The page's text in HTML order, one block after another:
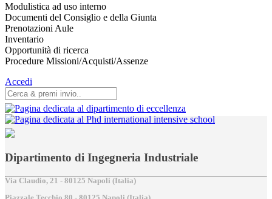
Modulistica ad uso interno
Documenti del Consiglio e della Giunta
Prenotazioni Aule
Inventario
Opportunità di ricerca
Procedure Missioni/Acquisti/Assenze
Accedi
Dipartimento di Ingegneria Industriale
Via Claudio, 21 - 80125 Napoli (Italia)